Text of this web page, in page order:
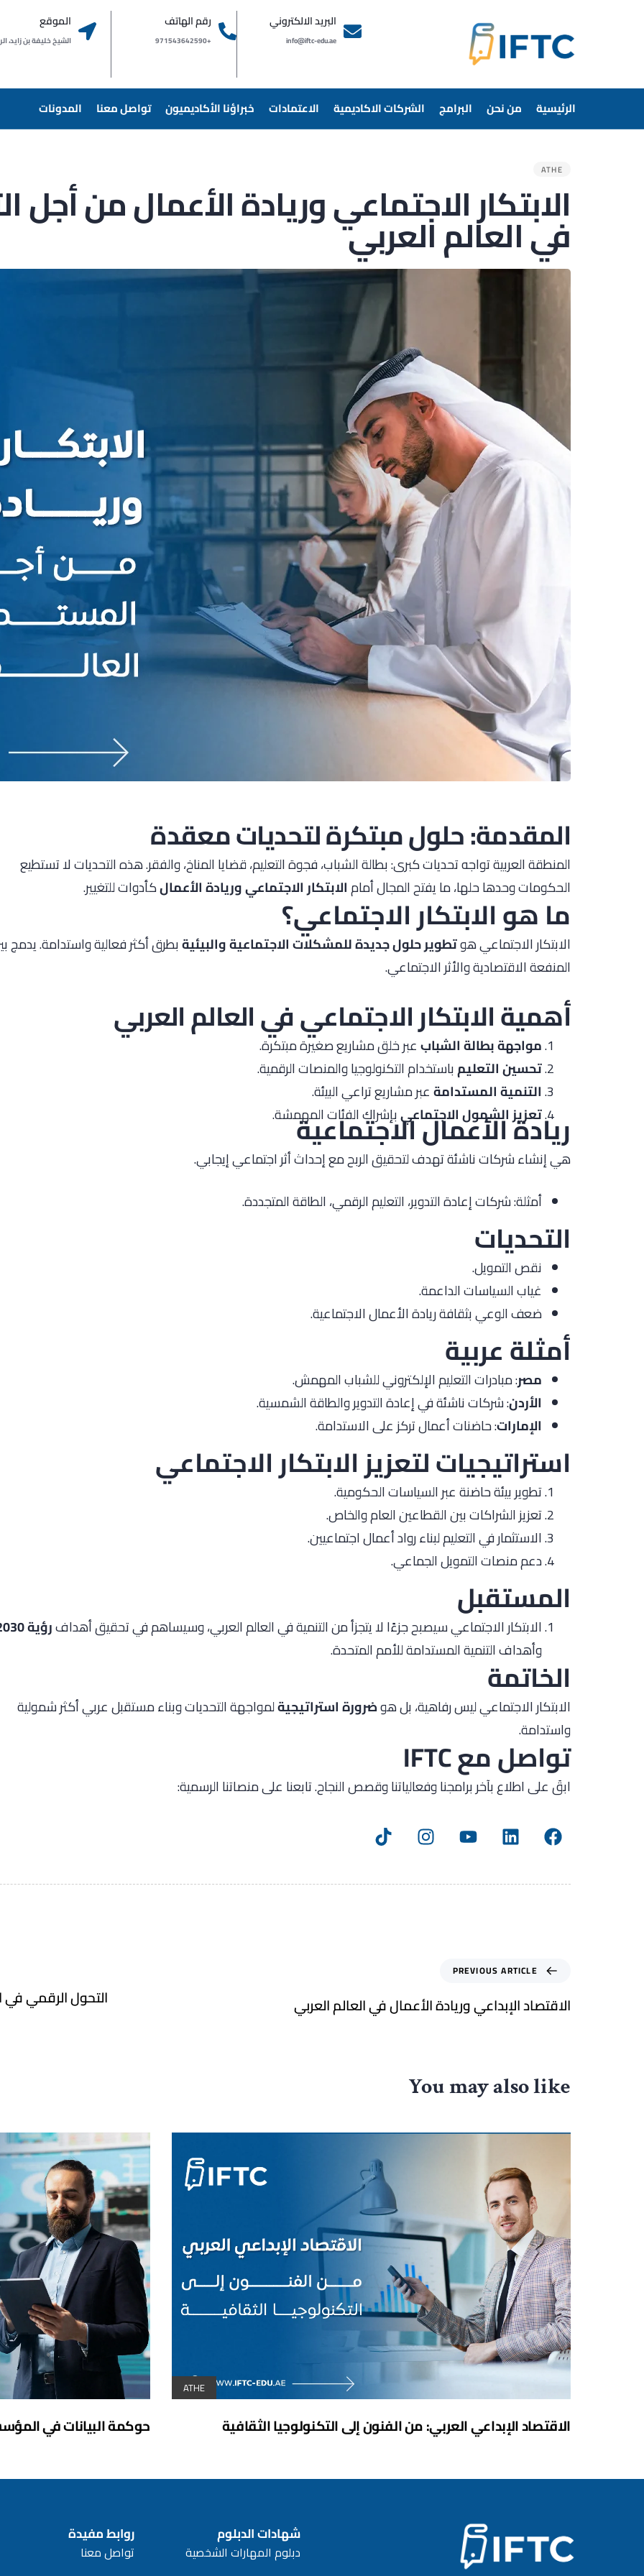
الموقع
الشيخ خليفة بن زايد،
رقم الهاتف
+971543642590
البريد الالكتروني
info@iftc-edu.ae
الرئيسية من نحن البرامج الشركات الاكاديمية الاعتمادات خبراؤنا الأكاديميون تواصل معنا المدونات
ATHE
الابتكار الاجتماعي وريادة الأعمال من أجل
في العالم العربي
المقدمة: حلول مبتكرة لتحديات معقدة
المنطقة العربية تواجه تحديات كبرى: بطالة الشباب، فجوة التعليم، قضايا المناخ، والفقر. هذه التحديات لا تستطيع
الحكومات وحدها حلها، ما يفتح المجال أمامالابتكار الاجتماعي وريادة الأعمالكأدوات للتغيير.
ما هو الابتكار الاجتماعي؟
الابتكار الاجتماعي هوتطوير حلول جديدة للمشكلات الاجتماعية والبيئيةبطرق أكثر فعالية واستدامة. يدمج
المنفعة الاقتصادية والأثر الاجتماعي.
أهمية الابتكار الاجتماعي في العالم العربي
مواجهة بطالة الشبابعبر خلق مشاريع صغيرة مبتكرة.
تحسين التعليمباستخدام التكنولوجيا والمنصات الرقمية.
التنمية المستدامةعبر مشاريع تراعي البيئة.
تعزيز الشمول الاجتماعيبإشراك الفئات المهمشة.
ريادة الأعمال الاجتماعية
هي إنشاء شركات ناشئة تهدف لتحقيق الربح مع إحداث أثر اجتماعي إيجابي.
أمثلة: شركات إعادة التدوير، التعليم الرقمي، الطاقة المتجددة.
التحديات
نقص التمويل.
غياب السياسات الداعمة.
ضعف الوعي بثقافة ريادة الأعمال الاجتماعية.
أمثلة عربية
مصر: مبادرات التعليم الإلكتروني للشباب المهمش.
الأردن: شركات ناشئة في إعادة التدوير والطاقة الشمسية.
الإمارات: حاضنات أعمال تركز على الاستدامة.
استراتيجيات لتعزيز الابتكار الاجتماعي
تطوير بيئة حاضنة عبر السياسات الحكومية.
تعزيز الشراكات بين القطاعين العام والخاص.
الاستثمار في التعليم لبناء رواد أعمال اجتماعيين.
دعم منصات التمويل الجماعي.
المستقبل
الابتكار الاجتماعي سيصبح جزءًا لا يتجزأ من التنمية في العالم العربي، وسيساهم في تحقيق أهدافرؤية 2030
وأهداف التنمية المستدامة للأمم المتحدة.
الخاتمة
الابتكار الاجتماعي ليس رفاهية، بل هوضرورة استراتيجيةلمواجهة التحديات وبناء مستقبل عربي أكثر شمولية
واستدامة.
تواصل مع IFTC
ابقَ على اطلاع بآخر برامجنا وفعالياتنا وقصص النجاح. تابعنا على منصاتنا الرسمية:
PREVIOUS ARTICLE
الاقتصاد الإبداعي وريادة الأعمال في العالم العربي التحول الرقمي في
You may also like
ATHE
الاقتصاد الإبداعي العربي: من الفنون إلى التكنولوجيا الثقافية حوكمة البيانات في
روابط مفيدة
تواصل معنا
شهادات الدبلوم
دبلوم المهارات الشخصية